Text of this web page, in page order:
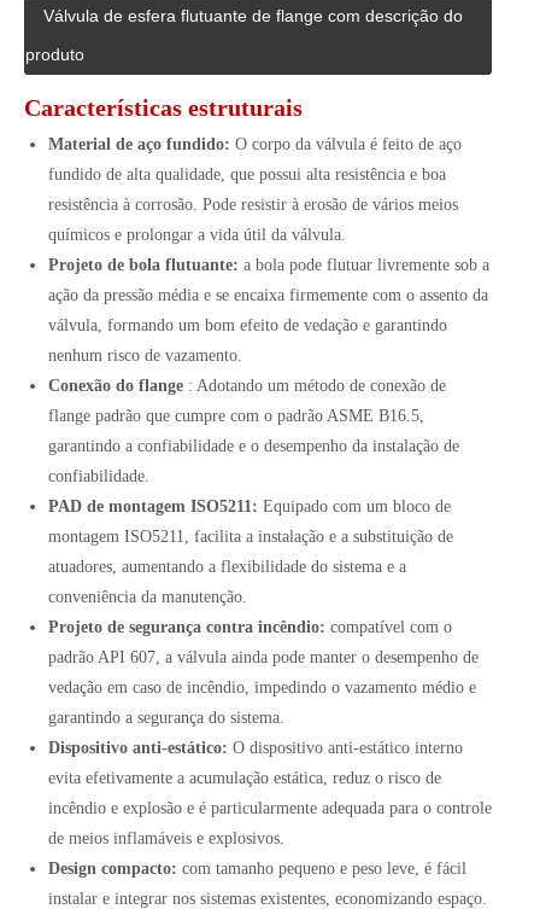
Válvula de esfera flutuante de flange com descrição do
produto
Características estruturais
Material de aço fundido: O corpo da válvula é feito de aço
fundido de alta qualidade, que possui alta resistência e boa
resistência à corrosão. Pode resistir à erosão de vários meios
químicos e prolongar a vida útil da válvula.
Projeto de bola flutuante: a bola pode flutuar livremente sob a
ação da pressão média e se encaixa firmemente com o assento da
válvula, formando um bom efeito de vedação e garantindo
nenhum risco de vazamento.
Conexão do flange : Adotando um método de conexão de
flange padrão que cumpre com o padrão ASME B16.5,
garantindo a confiabilidade e o desempenho da instalação de
confiabilidade.
PAD de montagem ISO5211: Equipado com um bloco de
montagem ISO5211, facilita a instalação e a substituição de
atuadores, aumentando a flexibilidade do sistema e a
conveniência da manutenção.
Projeto de segurança contra incêndio: compatível com o
padrão API 607, a válvula ainda pode manter o desempenho de
vedação em caso de incêndio, impedindo o vazamento médio e
garantindo a segurança do sistema.
Dispositivo anti-estático: O dispositivo anti-estático interno
evita efetivamente a acumulação estática, reduz o risco de
incêndio e explosão e é particularmente adequada para o controle
de meios inflamáveis ​​e explosivos.
Design compacto: com tamanho pequeno e peso leve, é fácil
instalar e integrar nos sistemas existentes, economizando espaço.